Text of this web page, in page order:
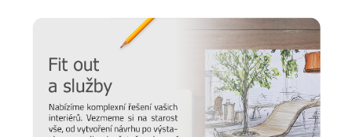
Chtěli bychom, aby vám nábytek sloužil co nejdéle. Protože
víme, že důležitou roli v jeho odolnosti hraje správná údržba,
připravili jsme pro vás několik
tipů a doporučení, jak se
starat o různé typy povrchu a čemu se naopak vyvarovat >>
péče o nábytek